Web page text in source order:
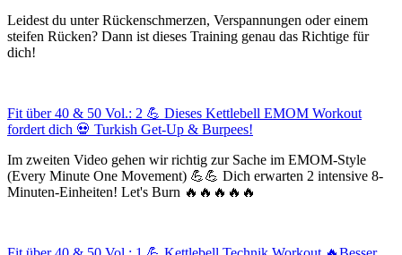
Leidest du unter Rückenschmerzen, Verspannungen oder einem
steifen Rücken? Dann ist dieses Training genau das Richtige für
dich!
Fit über 40 & 50 Vol.: 2 💪 Dieses Kettlebell EMOM Workout
fordert dich 💀 Turkish Get-Up & Burpees!
Im zweiten Video gehen wir richtig zur Sache im EMOM-Style
(Every Minute One Movement) 💪💪 Dich erwarten 2 intensive 8-
Minuten-Einheiten! Let's Burn 🔥🔥🔥🔥🔥